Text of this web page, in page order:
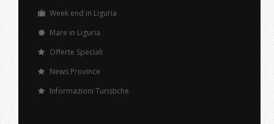
Week end in Liguria
Mare in Liguria
Offerte Speciali
News Province
Informazioni Turistiche